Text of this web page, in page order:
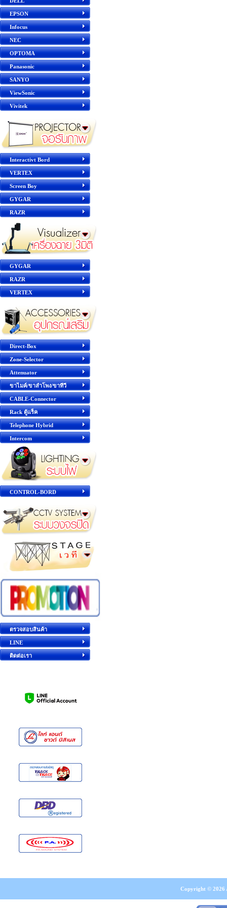
EPSON
Infocus
NEC
OPTOMA
Panasonic
SANYO
ViewSonic
Vivitek
Interactivt Bord
VERTEX
Screen Boy
GYGAR
RAZR
GYGAR
RAZR
VERTEX
Direct-Box
Zone-Selector
Attenuator
ขาไมค์/ขาลำโพง/ขาทีวี
CABLE-Connector
Rack ตู้แร็ค
Telephone Hybrid
Intercom
CONTROL-BORD
ตรวจสอบสินค้า
LINE
ติดต่อเรา
Copyright © 2026